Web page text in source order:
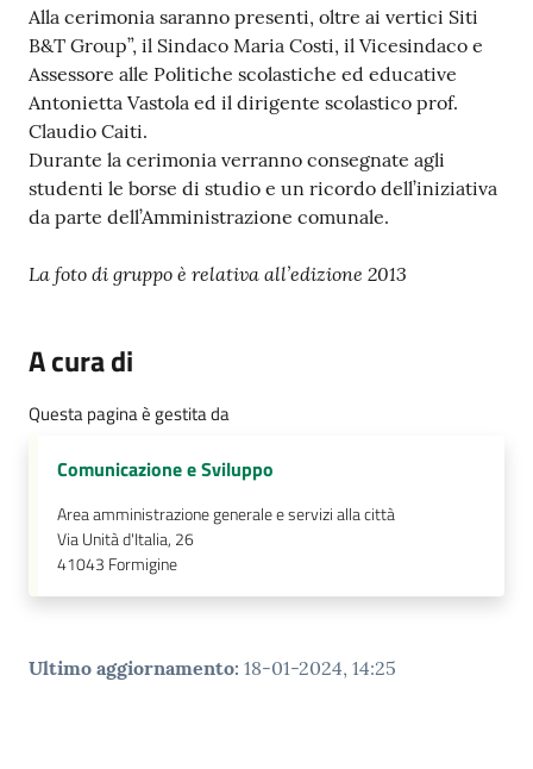
Alla cerimonia saranno presenti, oltre ai vertici Siti
B&T Group”, il Sindaco Maria Costi, il Vicesindaco e
Assessore alle Politiche scolastiche ed educative
Antonietta Vastola ed il dirigente scolastico prof.
Claudio Caiti.
Durante la cerimonia verranno consegnate agli
studenti le borse di studio e un ricordo dell’iniziativa
da parte dell’Amministrazione comunale.
La foto di gruppo è relativa all’edizione 2013
A cura di
Questa pagina è gestita da
Comunicazione e Sviluppo
Area amministrazione generale e servizi alla città
Via Unità d'Italia, 26
41043 Formigine
Ultimo aggiornamento: 18-01-2024, 14:25